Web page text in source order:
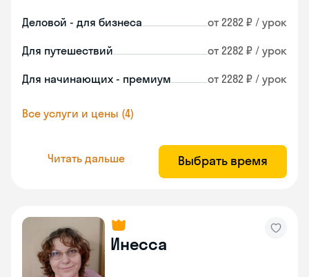
Деловой - для бизнеса от 2282 ₽ / урок
Для путешествий от 2282 ₽ / урок
Для начинающих - премиум от 2282 ₽ / урок
Все услуги и цены (4)
Читать дальше Выбрать время
Инесса